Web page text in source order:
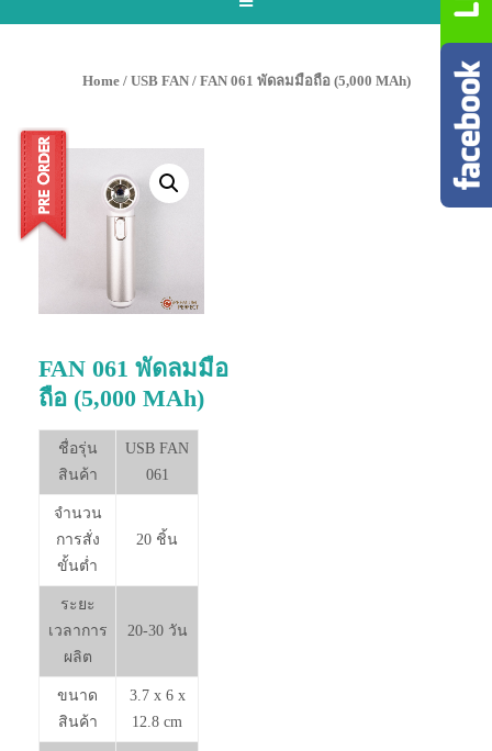
Home/ USB FAN/ FAN 061 พัดลมมือถือ (5,000 MAh)
FAN 061 พัดลมมือ
ถือ (5,000 MAh)
ชื่อรุ่น
สินค้า
USB FAN
061
จำนวน
การสั่ง
ขั้นต่ำ
20 ชิ้น
ระยะ
เวลาการ
ผลิต
20-30 วัน
ขนาด
สินค้า
3.7 x 6 x
12.8 cm